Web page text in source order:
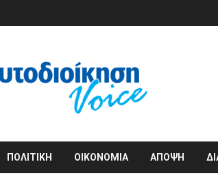
ΠΟΛΙΤΙΚΗ ΟΙΚΟΝΟΜΙΑ ΑΠΟΨΗ